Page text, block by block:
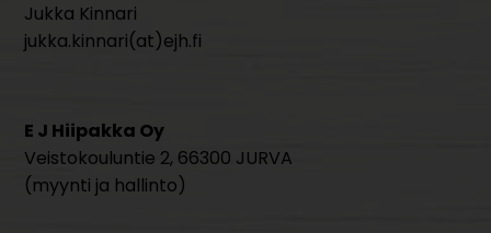
Jukka Kinnari
jukka.kinnari(at)ejh.fi
E J Hiipakka Oy
Veistokouluntie 2, 66300 JURVA
(myynti ja hallinto)